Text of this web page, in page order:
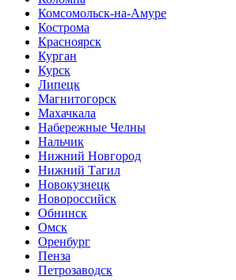
Комсомольск-на-Амуре
Кострома
Красноярск
Курган
Курск
Липецк
Магнитогорск
Махачкала
Набережные Челны
Нальчик
Нижний Новгород
Нижний Тагил
Новокузнецк
Новороссийск
Обнинск
Омск
Оренбург
Пенза
Петрозаводск